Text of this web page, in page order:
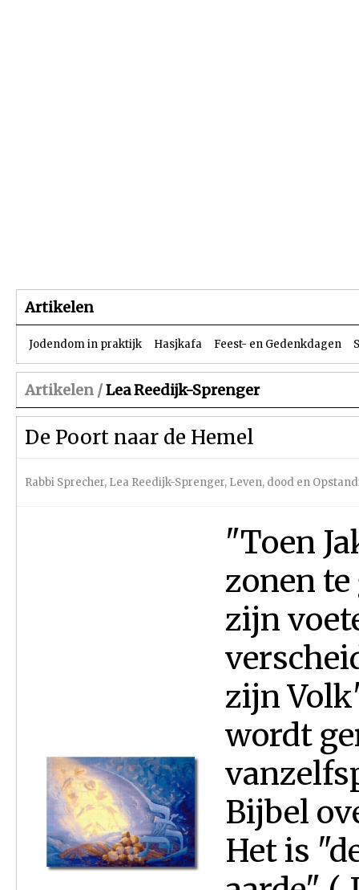
Artikelen
Jodendom in praktijk Hasjkafa Feest- en Gedenkdagen
Artikelen /Lea Reedijk-Sprenger
De Poort naar de Hemel
Rabbi Sprecher, Lea Reedijk-Sprenger, Leven, dood en
"Toen
zonen
zijn
zijn
wordt
Bijbel
Het is